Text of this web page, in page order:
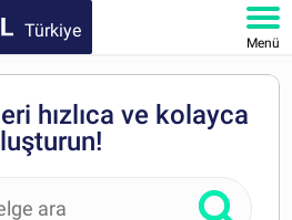
Türkiye
Menü
hızlıca ve kolayca